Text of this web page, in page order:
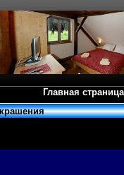
Главная страница